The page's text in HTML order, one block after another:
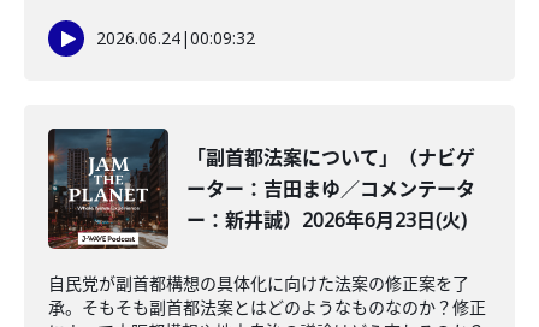
2026.06.24|00:09:32
「副首都法案について」（ナビゲ
ーター：吉田まゆ／コメンテータ
ー：新井誠）2026年6月23日(火)
自民党が副首都構想の具体化に向けた法案の修正案を了
承。そもそも副首都法案とはどのようなものなのか？修正